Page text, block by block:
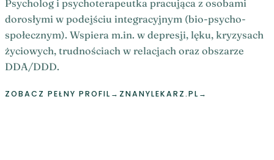
Psycholog i psychoterapeutka pracująca z osobami
dorosłymi w podejściu integracyjnym (bio-psycho-
społecznym). Wspiera m.in. w depresji, lęku, kryzysach
życiowych, trudnościach w relacjach oraz obszarze
DDA/DDD.
ZOBACZ PEŁNY PROFIL → ZNANYLEKARZ.PL →